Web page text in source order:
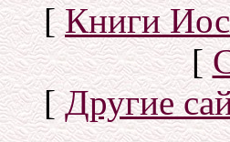
[Книги
[
[Другие